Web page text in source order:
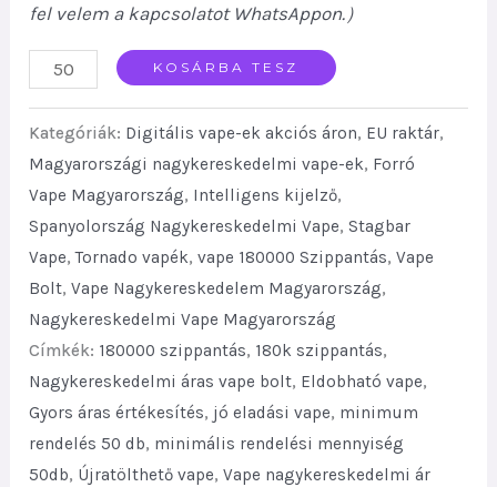
fel velem a kapcsolatot WhatsAppon. ）
Stag
180K
Disposable
Vape
6
Flavors
Coil
Smart
Screen
quantity
KOSÁRBA TESZ
Kategóriák: Digitális vape-ek akciós áron, EU raktár,
Magyarországi nagykereskedelmi vape-ek, Forró
Vape Magyarország, Intelligens kijelző,
Spanyolország Nagykereskedelmi Vape,Stagbar
Vape,Tornado vapék,vape 180000 Szippantás,Vape
Bolt,Vape Nagykereskedelem Magyarország,
Nagykereskedelmi Vape Magyarország
Címkék: 180000 szippantás, 180k szippantás,
Nagykereskedelmi áras vape bolt, Eldobható vape,
Gyors áras értékesítés, jó eladási vape, minimum
rendelés 50 db, minimális rendelési mennyiség
50db, Újratölthető vape,Vape nagykereskedelmi ár